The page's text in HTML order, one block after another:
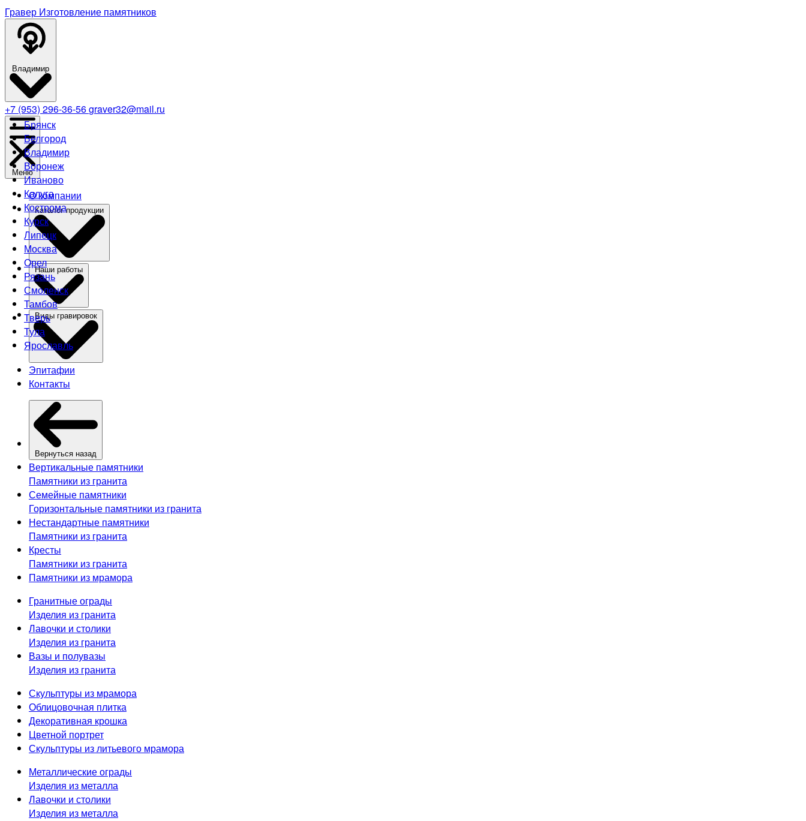
Гравер Изготовление памятников
Владимир
Брянск
Белгород
Владимир
Воронеж
Иваново
Калуга
Кострома
Курск
Липецк
Москва
Орел
Рязань
Смоленск
Тамбов
Тверь
Тула
Ярославль
+7 (953) 296-36-56graver32@mail.ru
Меню
О компании
Эпитафии
Контакты
Вернуться назад
Вертикальные памятники
Памятники из гранита
Семейные памятники
Горизонтальные памятники из гранита
Нестандартные памятники
Памятники из гранита
Кресты
Памятники из гранита
Памятники из мрамора
Гранитные ограды
Изделия из гранита
Лавочки и столики
Изделия из гранита
Вазы и полувазы
Изделия из гранита
Скульптуры из мрамора
Облицовочная плитка
Декоративная крошка
Цветной портрет
Скульптуры из литьевого мрамора
Металлические ограды
Изделия из металла
Лавочки и столики
Изделия из металла